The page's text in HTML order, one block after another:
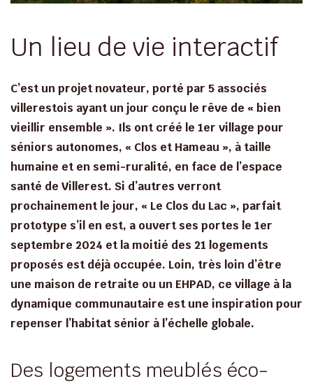
Un lieu de vie interactif
C’est un projet novateur, porté par 5 associés
villerestois ayant un jour conçu le rêve de « bien
vieillir ensemble ». Ils ont créé le 1er village pour
séniors autonomes, « Clos et Hameau », à taille
humaine et en semi-ruralité, en face de l’espace
santé de Villerest. Si d’autres verront
prochainement le jour, « Le Clos du Lac », parfait
prototype s’il en est, a ouvert ses portes le 1er
septembre 2024 et la moitié des 21 logements
proposés est déjà occupée. Loin, très loin d’être
une maison de retraite ou un EHPAD, ce village à la
dynamique communautaire est une inspiration pour
repenser l’habitat sénior à l’échelle globale.
Des logements meublés éco-